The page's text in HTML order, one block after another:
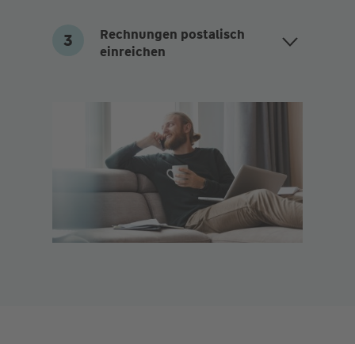
Rechnungen postalisch
einreichen